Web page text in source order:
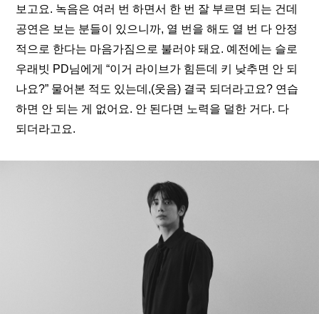
보고요. 녹음은 여러 번 하면서 한 번 잘 부르면 되는 건데
공연은 보는 분들이 있으니까, 열 번을 해도 열 번 다 안정
적으로 한다는 마음가짐으로 불러야 돼요. 예전에는 슬로
우래빗 PD님에게 “이거 라이브가 힘든데 키 낮추면 안 되
나요?” 물어본 적도 있는데,(웃음) 결국 되더라고요? 연습
하면 안 되는 게 없어요. 안 된다면 노력을 덜한 거다. 다
되더라고요.